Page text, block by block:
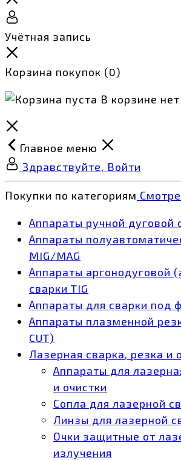
Учётная запись
Корзина покупок (0)
В корзине
Главное меню
Здравствуйте, Войти
Покупки по категориям
Аппараты ручной дуговой
Аппараты
MIG/MAG
Аппараты аргонодуговой
сварки TIG
Аппараты для сварки под
Аппараты плазменной
CUT)
Лазерная сварка, резка и
Аппараты для
и очистки
Сопла для лазерной
Линзы для лазерной
Очки защитные от
излучения